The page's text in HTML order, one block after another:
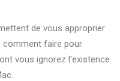
de vous approprier
comment faire pour
vous ignorez l'existence